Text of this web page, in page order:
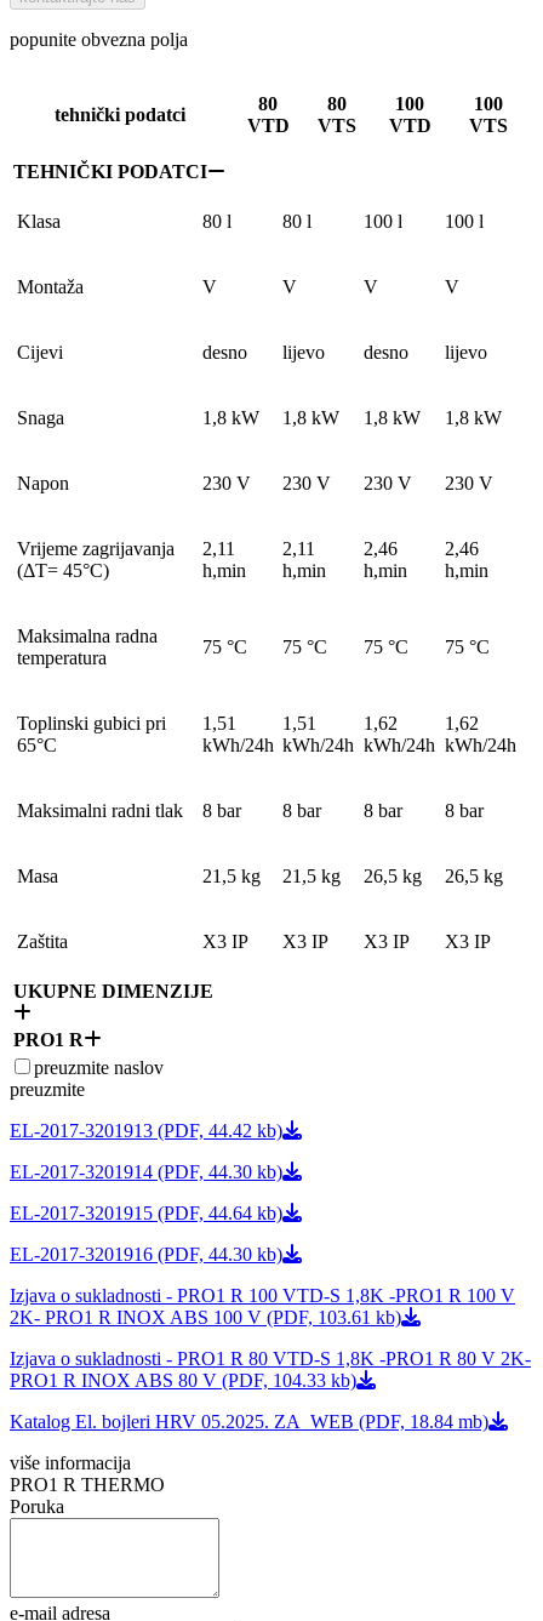
Klima uređaji
Asortiman Ariston klima uređaja jamči idealne temperature za
svačiji ukus. Ariston proizvodi prilagođavaju se svakom domu
Odaberite model koji najbolje odgovara vašim potrebama i
Klima uređaji
- svi modeli Klima uređaji